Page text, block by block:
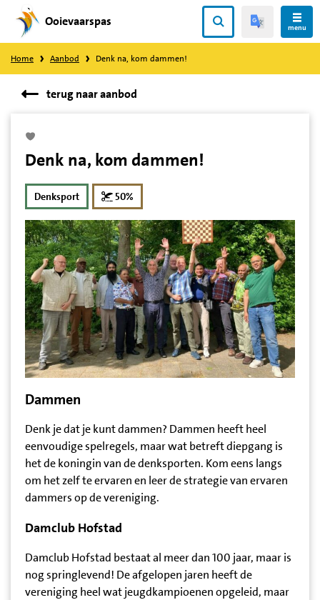
Direct
naar
content
Ooievaarspas menu
Home Aanbod Denk na, kom dammen!
terug naar aanbod
Denk na, kom dammen!
Denksport 50%
Dammen
Denk je dat je kunt dammen? Dammen heeft heel
eenvoudige spelregels, maar wat betreft diepgang is
het de koningin van de denksporten. Kom eens langs
om het zelf te ervaren en leer de strategie van ervaren
dammers op de vereniging.
Damclub Hofstad
Damclub Hofstad bestaat al meer dan 100 jaar, maar is
nog springlevend! De afgelopen jaren heeft de
vereniging heel wat jeugdkampioenen opgeleid, maar